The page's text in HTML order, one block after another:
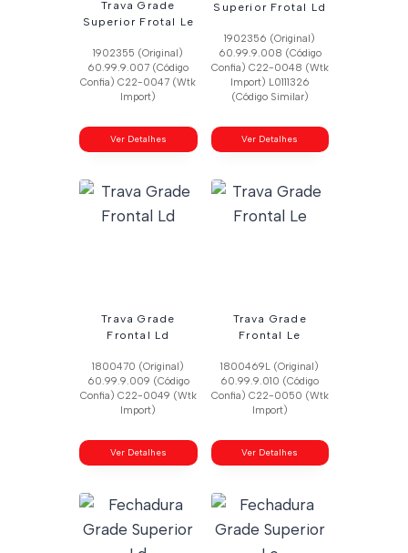
Trava Grade
Superior Frotal Le
1902355 (Original)
60.99.9.007 (Código
Confia) C22-0047 (Wtk
Import)
Ver Detalhes
Superior Frotal Ld
1902356 (Original)
60.99.9.008 (Código
Confia) C22-0048 (Wtk
Import) L0111326
(Código Similar)
Ver Detalhes
Trava Grade
Frontal Ld
1800470 (Original)
60.99.9.009 (Código
Confia) C22-0049 (Wtk
Import)
Ver Detalhes
Trava Grade
Frontal Le
1800469L (Original)
60.99.9.010 (Código
Confia) C22-0050 (Wtk
Import)
Ver Detalhes